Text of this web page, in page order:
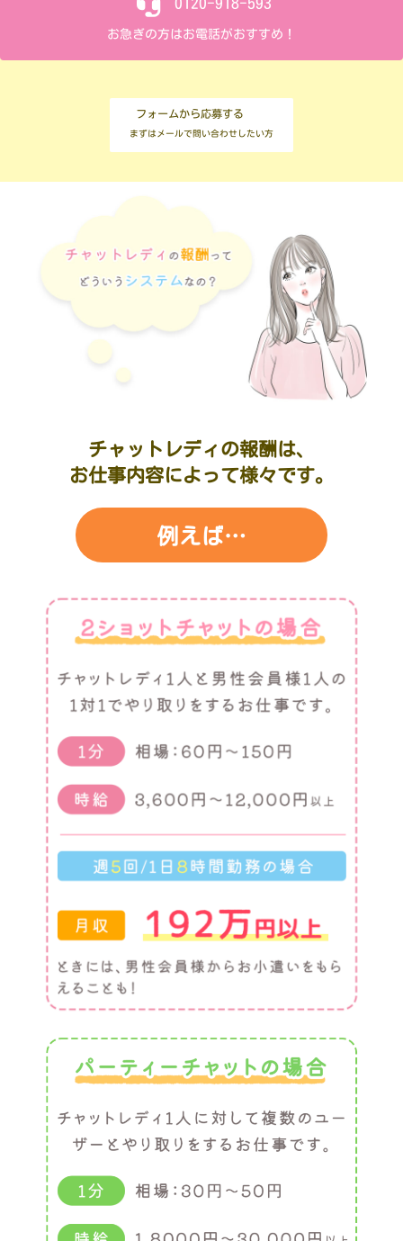
0120-918-593
お急ぎの方はお電話がおすすめ！
フォームから応募する
まずはメールで問い合わせしたい方
チャットレディの報酬は、
お仕事内容によって様々です。
例えば…